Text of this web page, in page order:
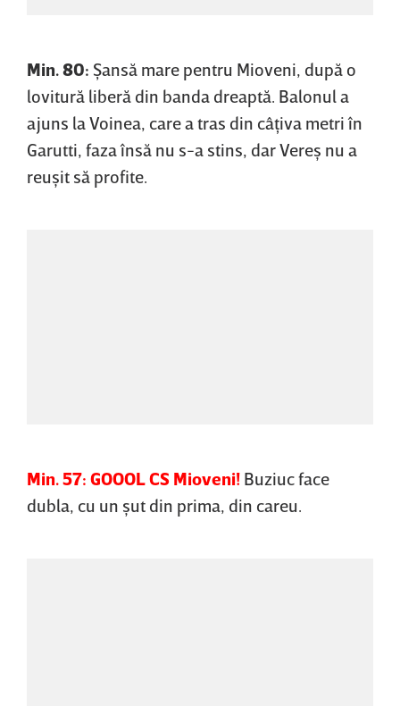
Min. 80: Şansă mare pentru Mioveni, după o
lovitură liberă din banda dreaptă. Balonul a
ajuns la Voinea, care a tras din câţiva metri în
Garutti, faza însă nu s-a stins, dar Vereş nu a
reuşit să profite.
Min. 57: GOOOL CS Mioveni! Buziuc face
dubla, cu un şut din prima, din careu.